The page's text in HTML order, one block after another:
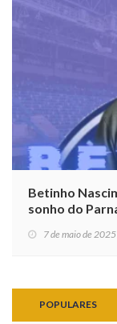
Betinho
sonho do
7 de maio de 2025
POPULARES